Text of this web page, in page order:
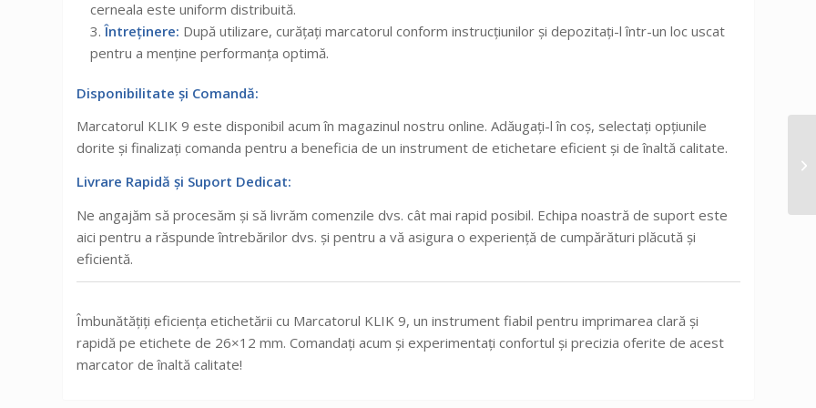
cerneala este uniform distribuită.
Întreținere: După utilizare, curățați marcatorul conform instrucțiunilor și depozitați-l într-un loc uscat
pentru a menține performanța optimă.
Disponibilitate și Comandă:
Marcatorul KLIK 9 este disponibil acum în magazinul nostru online. Adăugați-l în coș, selectați opțiunile
dorite și finalizați comanda pentru a beneficia de un instrument de etichetare eficient și de înaltă calitate.
Livrare Rapidă și Suport Dedicat:
Ne angajăm să procesăm și să livrăm comenzile dvs. cât mai rapid posibil. Echipa noastră de suport este
aici pentru a răspunde întrebărilor dvs. și pentru a vă asigura o experiență de cumpărături plăcută și
eficientă.
Îmbunătățiți eficiența etichetării cu Marcatorul KLIK 9, un instrument fiabil pentru imprimarea clară și
rapidă pe etichete de 26×12 mm. Comandați acum și experimentați confortul și precizia oferite de acest
marcator de înaltă calitate!